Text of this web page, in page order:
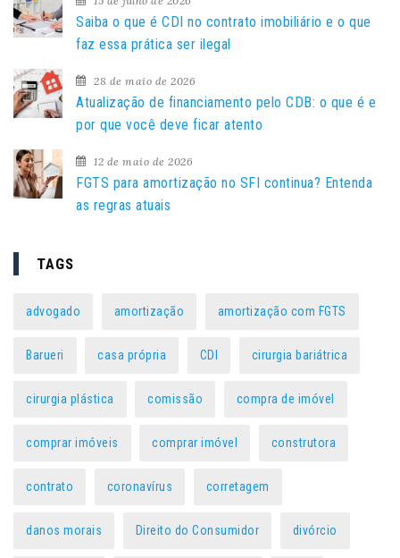
p
o
:
Saiba o que é CDI no contrato imobiliário e o que
faz essa prática ser ilegal
28 de maio de 2026
Atualização de financiamento pelo CDB: o que é e
por que você deve ficar atento
12 de maio de 2026
FGTS para amortização no SFI continua? Entenda
as regras atuais
TAGS
advogado amortização amortização com FGTS
Barueri casa própria CDI cirurgia bariátrica
cirurgia plástica comissão compra de imóvel
comprar imóveis comprar imóvel construtora
contrato coronavírus corretagem
danos morais Direito do Consumidor divórcio